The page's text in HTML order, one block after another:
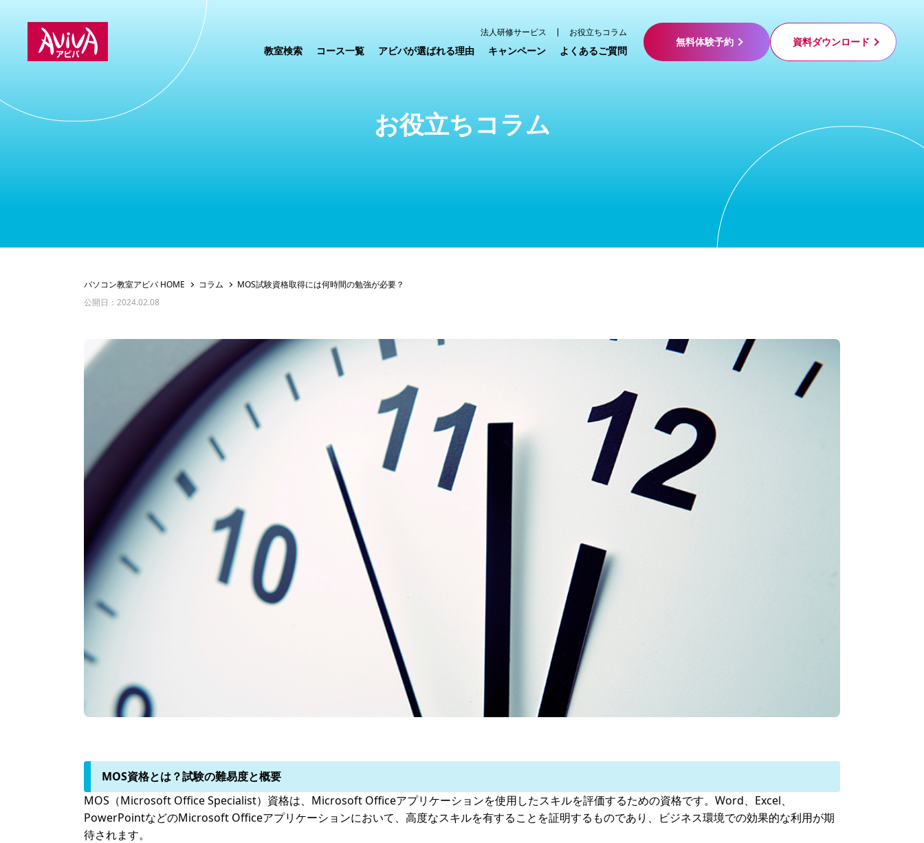
法人研修サービス お役立ちコラム
教室検索 コース一覧 アビバが選ばれる理由 キャンペーン よくあるご質問
無料体験予約 資料ダウンロード
お役立ちコラム
パソコン教室アビバ HOME コラム
MOS試験資格取得には何時間の勉強が必要？
公開日：2024.02.08
MOS資格とは？試験の難易度と概要
MOS（Microsoft Office Specialist）資格は、Microsoft Officeアプリケーションを使用したスキルを評価するための資格です。Word、Excel、
PowerPointなどのMicrosoft Officeアプリケーションにおいて、高度なスキルを有することを証明するものであり、ビジネス環境での効果的な利用が期
待されます。